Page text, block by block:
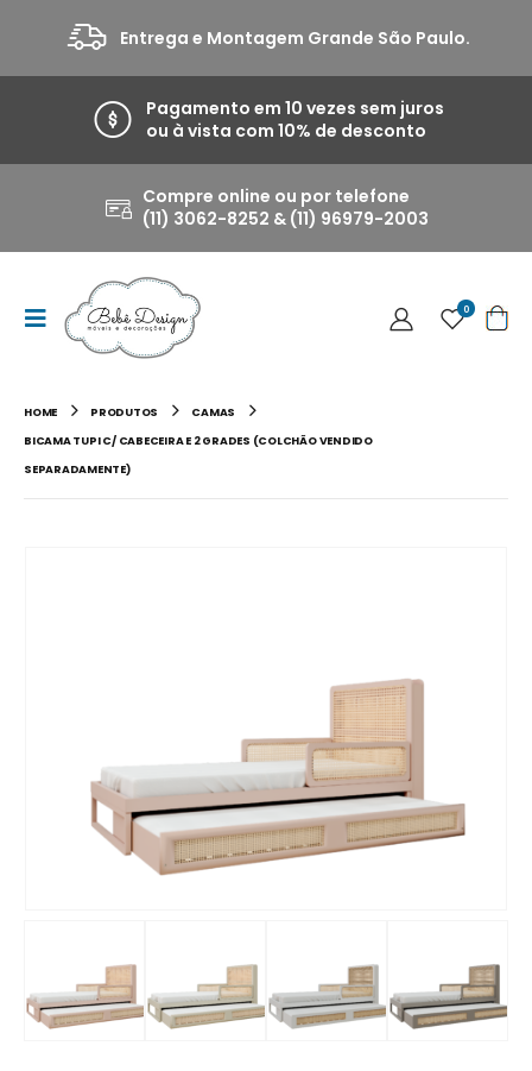
Entrega e Montagem Grande São Paulo.
Pagamento em 10 vezes sem juros
ou à vista com 10% de desconto
Compre online ou por telefone
(11) 3062-8252 & (11) 96979-2003
0
HOME PRODUTOS
CAMAS
BICAMA TUPI C/ CABECEIRA E 2 GRADES (COLCHÃO VENDIDO
SEPARADAMENTE)